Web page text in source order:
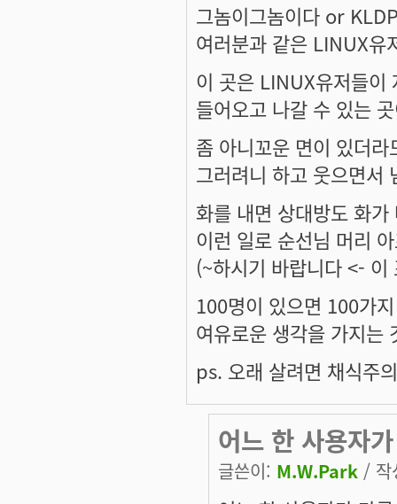
그놈이그놈이다 or
여러분과 같은 LINUX유
이 곳은 LINUX유저들이
들어오고 나갈 수 있는
좀 아니꼬운 면이 있더라
그러려니 하고 웃으면서
화를 내면 상대방도 화
이런 일로 순선님 머리
(~하시기 바랍니다 <-
100명이 있으면 100가
여유로운 생각을 가지는
ps. 오래 살려면 채식주
어느 한 사용자가
글쓴이: M.W.Park / 작